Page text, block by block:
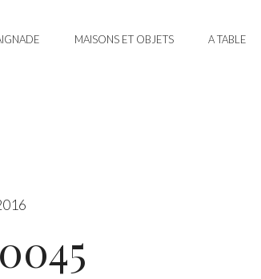
MAISONS ET OBJETS A TABLE